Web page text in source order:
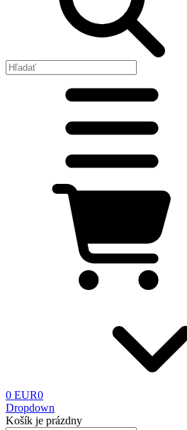
0 EUR0
Dropdown
Košík je prázdny